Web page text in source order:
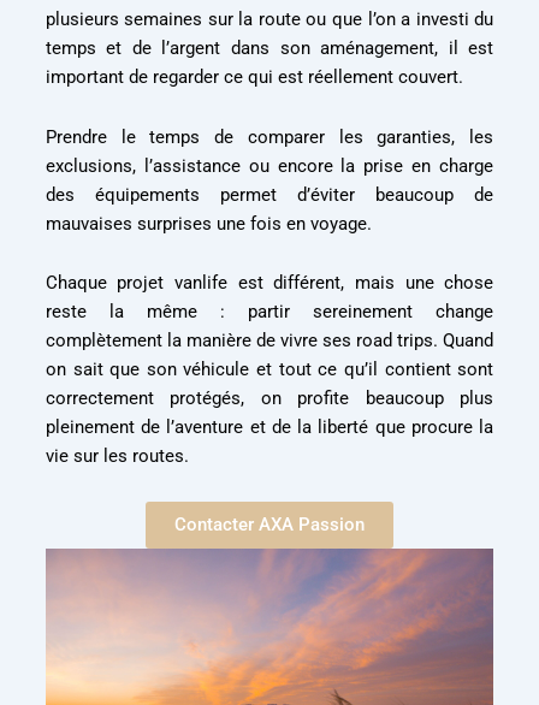
plusieurs semaines sur la route ou que l’on a investi du
temps et de l’argent dans son aménagement, il est
important de regarder ce qui est réellement couvert.
Prendre le temps de comparer les garanties, les
exclusions, l’assistance ou encore la prise en charge
des équipements permet d’éviter beaucoup de
mauvaises surprises une fois en voyage.
Chaque projet vanlife est différent, mais une chose
reste la même : partir sereinement change
complètement la manière de vivre ses road trips. Quand
on sait que son véhicule et tout ce qu’il contient sont
correctement protégés, on profite beaucoup plus
pleinement de l’aventure et de la liberté que procure la
vie sur les routes.
Contacter AXA Passion